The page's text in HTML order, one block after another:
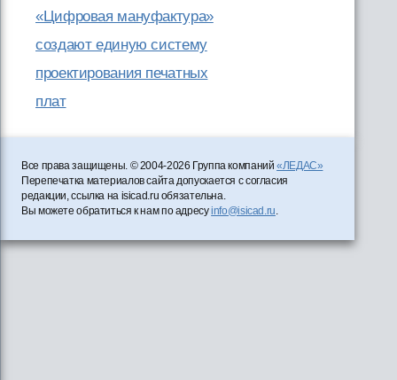
«Цифровая мануфактура»
создают единую систему
проектирования печатных
плат
Все права защищены. © 2004-2026 Группа компаний«ЛЕДАС»
Перепечатка материалов сайта допускается с согласия
редакции, ссылка на isicad.ru обязательна.
Вы можете обратиться к нам по адресуinfo@isicad.ru